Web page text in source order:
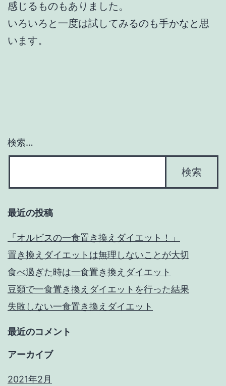
感じるものもありました。
いろいろと一度は試してみるのも手かなと思
います。
検索…
最近の投稿
「オルビスの一食置き換えダイエット！」
置き換えダイエットは無理しないことが大切
食べ過ぎた時は一食置き換えダイエット
豆類で一食置き換えダイエットを行った結果
失敗しない一食置き換えダイエット
最近のコメント
アーカイブ
2021年2月